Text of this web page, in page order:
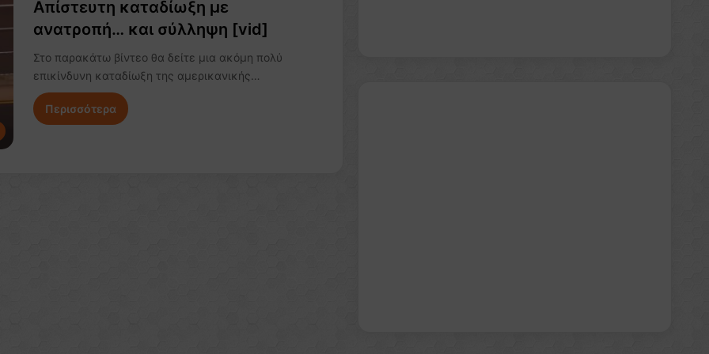
Απίστευτη καταδίωξη με
ανατροπή… και σύλληψη [vid]
Στο παρακάτω βίντεο θα δείτε μια ακόμη πολύ
επικίνδυνη καταδίωξη της αμερικανικής…
Περισσότερα